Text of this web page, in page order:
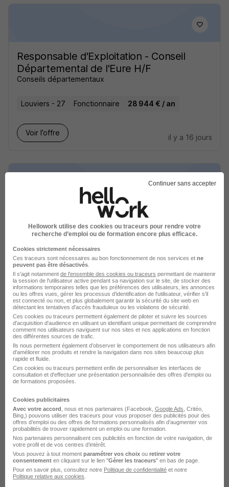
Responsable d'Exploitation - Conseil
Départemental de l'Eure H/F
Conseils départementaux
Louviers - 27 Fonctionnaire 28 944 € / an
Voir l’offre
il y a 16 jours
Responsable Logistique H/F
NL Conseil Ressources & Stratégies
Louviers - 27 CDI 36 000 - 37 000 € / an
Voir l’offre
il y a 1 jour
Consultant Supply Chain H/F
Gh Connective
Louviers - 27
Voir l’offre
Continuer sans accepter
Hellowork utilise des cookies ou traceurs pour rendre votre
recherche d’emploi ou de formation encore plus efficace.
Cookies strictement nécessaires
Ces traceurs sont nécessaires au bon fonctionnement de nos services et ne
peuvent pas être désactivés
Il s'agit notamment de l'ensemble des cookies ou traceurs permettant de maintenir
la session de l'utilisateur active pendant sa navigation sur le site, de stocker des
informations temporaires telles que les préférences des utilisateurs, les annonces
ou les offres vues, gérer les processus d'identification de l'utilisateur, vérifier s'il
est connecté ou non, et plus globalement garantir la sécurité du site web en
détectant les tentatives d'accès frauduleux ou les violations de sécurité.
Ces cookies ou traceurs permettent également de piloter et suivre les sources
d'acquisition d'audience en utilisant un identifiant unique permettant de comprendre
comment nos utilisateurs naviguent sur nos sites et nos applications en fonction
des différentes sources de trafic.
Ils nous permettent également d’observer le comportement de nos utilisateurs afin
d'améliorer nos produits et rendre la navigation dans nos sites beaucoup plus
rapide et fluide.
Ces cookies ou traceurs permettent enfin de personnaliser les interfaces de
consultation et d'effectuer une présentation personnalisée des offres d'emploi ou
de formations proposées.
Cookies publicitaires
Avec votre accord , nous et nos partenaires (Facebook, Google Ads , Critéo,
Bing,) pouvons utiliser des traceurs pour vous proposer des publicités pour des
offres d’emploi ou des offres de formations personnalisés afin d’augmenter vos
probabilités de trouver rapidement un emploi ou une formation.
Nos partenaires personnalisent ces publicités en fonction de votre navigation, de
votre profil et de vos centres d’intérêt.
Vous pouvez à tout moment paramétrer vos choix ou retirer votre
consentement en cliquant sur le lien "Gérer les traceurs" en bas de page.
Pour en savoir plus, consultez notre Politique de confidentialité et notre
Politique relative aux cookies